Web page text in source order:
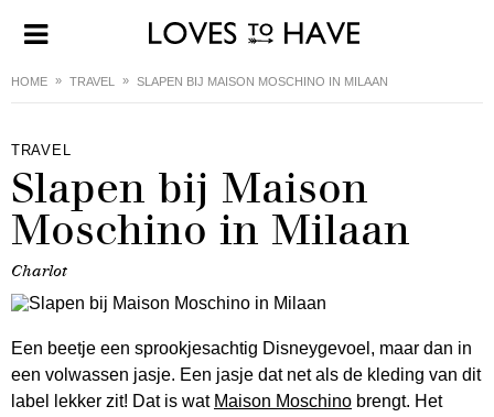
HOME TRAVEL SLAPEN BIJ MAISON MOSCHINO IN MILAAN
TRAVEL
Slapen bij Maison
Moschino in Milaan
Charlot
Een beetje een sprookjesachtig Disneygevoel, maar dan in
een volwassen jasje. Een jasje dat net als de kleding van dit
label lekker zit! Dat is wat Maison Moschino brengt. Het